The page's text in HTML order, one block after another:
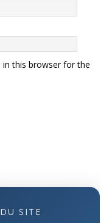
in this browser for the
SITE